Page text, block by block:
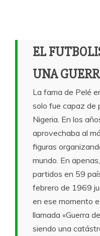
EL
UNA
La fama de Pelé
solo fue capaz de
Nigeria. En los
aprovechaba al
figuras
mundo. En
partidos en 59
febrero de 1969
en ese momento
llamada «Guerra
siendo una